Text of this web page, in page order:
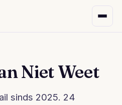
Niet Weet
sinds 2025. 24